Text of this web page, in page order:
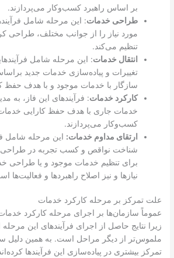
بر اساس راهبرد کسب‌وکار می‌پردازند.
طراحی خدمات: این مرحله شامل
مورد نیاز را از جوانب مختلف، طراحی
تنظیم می‌کند.
انتقال خدمات: این مرحله شامل
تغییرات و پیاده‌سازی خدمات جدید
سازگار با خدمات موجود و با هدف حفظ
کارکرد خدمات: فرآیندهای این فاز، به
خدمات جاری با هدف حفظ کارایی
کسب‌وکار می‌پردازند.
ارتقای مداوم خدمات: این مرحله شامل
شناخت نواقص و کسب تجربه در طراحی
برای تنظیم خدمات موجود و یا طراحی
نیازها و نیز اصلاح راهبردها و فعالیت‌ها
علت تمرکز بر مرحله کارکرد خدمات
عموماً سازمان‌ها بر اجرای مرحله کارکرد
ملموس‌تر از دیگر مراحل است. به همین دلیل
تمرکز بیشتری در پیاده‌سازی این فرآیندها